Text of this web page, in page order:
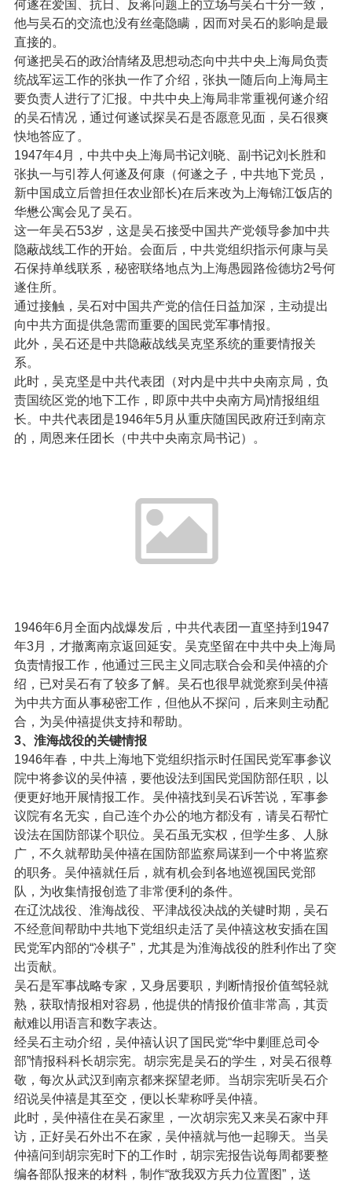
何遂在爱国、抗日、反蒋问题上的立场与吴石十分一致，
他与吴石的交流也没有丝毫隐瞒，因而对吴石的影响是最
直接的。
何遂把吴石的政治情绪及思想动态向中共中央上海局负责
统战军运工作的张执一作了介绍，张执一随后向上海局主
要负责人进行了汇报。中共中央上海局非常重视何遂介绍
的吴石情况，通过何遂试探吴石是否愿意见面，吴石很爽
快地答应了。
1947年4月，中共中央上海局书记刘晓、副书记刘长胜和
张执一与引荐人何遂及何康（何遂之子，中共地下党员，
新中国成立后曾担任农业部长)在后来改为上海锦江饭店的
华懋公寓会见了吴石。
这一年吴石53岁，这是吴石接受中国共产党领导参加中共
隐蔽战线工作的开始。会面后，中共党组织指示何康与吴
石保持单线联系，秘密联络地点为上海愚园路俭德坊2号何
遂住所。
通过接触，吴石对中国共产党的信任日益加深，主动提出
向中共方面提供急需而重要的国民党军事情报。
此外，吴石还是中共隐蔽战线吴克坚系统的重要情报关
系。
此时，吴克坚是中共代表团（对内是中共中央南京局，负
责国统区党的地下工作，即原中共中央南方局)情报组组
长。中共代表团是1946年5月从重庆随国民政府迁到南京
的，周恩来任团长（中共中央南京局书记）。
1946年6月全面内战爆发后，中共代表团一直坚持到1947
年3月，才撤离南京返回延安。吴克坚留在中共中央上海局
负责情报工作，他通过三民主义同志联合会和吴仲禧的介
绍，已对吴石有了较多了解。吴石也很早就觉察到吴仲禧
为中共方面从事秘密工作，但他从不探问，后来则主动配
合，为吴仲禧提供支持和帮助。
3、淮海战役的关键情报
1946年春，中共上海地下党组织指示时任国民党军事参议
院中将参议的吴仲禧，要他设法到国民党国防部任职，以
便更好地开展情报工作。吴仲禧找到吴石诉苦说，军事参
议院有名无实，自己连个办公的地方都没有，请吴石帮忙
设法在国防部谋个职位。吴石虽无实权，但学生多、人脉
广，不久就帮助吴仲禧在国防部监察局谋到一个中将监察
的职务。吴仲禧就任后，就有机会到各地巡视国民党部
队，为收集情报创造了非常便利的条件。
在辽沈战役、淮海战役、平津战役决战的关键时期，吴石
不经意间帮助中共地下党组织走活了吴仲禧这枚安插在国
民党军内部的“冷棋子”，尤其是为淮海战役的胜利作出了突
出贡献。
吴石是军事战略专家，又身居要职，判断情报价值驾轻就
熟，获取情报相对容易，他提供的情报价值非常高，其贡
献难以用语言和数字表达。
经吴石主动介绍，吴仲禧认识了国民党“华中剿匪总司令
部”情报科科长胡宗宪。胡宗宪是吴石的学生，对吴石很尊
敬，每次从武汉到南京都来探望老师。当胡宗宪听吴石介
绍说吴仲禧是其至交，便以长辈称呼吴仲禧。
此时，吴仲禧住在吴石家里，一次胡宗宪又来吴石家中拜
访，正好吴石外出不在家，吴仲禧就与他一起聊天。当吴
仲禧问到胡宗宪时下的工作时，胡宗宪报告说每周都要整
编各部队报来的材料，制作“敌我双方兵力位置图”，送